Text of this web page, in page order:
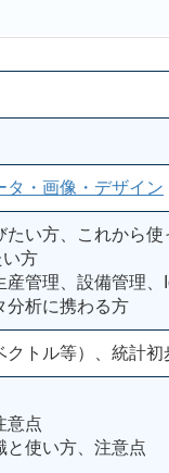
タ・画像・デザイン
たい方、これから
い方
産管理、設備管理
分析に携わる方
トル等）、統計初
意点
と使い方、注意点